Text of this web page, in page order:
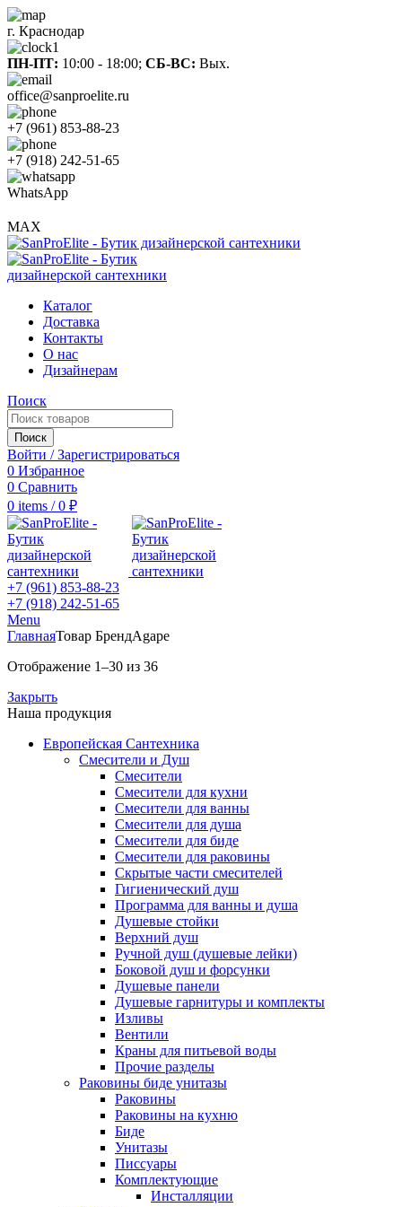
г. Краснодар
ПН-ПТ: 10:00 - 18:00; СБ-ВС: Вых.
office@sanproelite.ru
+7 (961) 853-88-23
+7 (918) 242-51-65
WhatsApp
MAX
Каталог
Доставка
Контакты
О нас
Дизайнерам
Поиск
Поиск
Войти / Зарегистрироваться
0 Избранное
0 Сравнить
0 items / 0 ₽
+7 (961) 853-88-23
+7 (918) 242-51-65
Menu
ГлавнаяТовар БрендAgape
Отображение 1–30 из 36
Закрыть
Наша продукция
Европейская Сантехника
Смесители и Душ
Смесители
Смесители для кухни
Смесители для ванны
Смесители для душа
Смесители для биде
Смесители для раковины
Скрытые части смесителей
Гигиенический душ
Программа для ванны и душа
Душевые стойки
Верхний душ
Ручной душ (душевые лейки)
Боковой душ и форсунки
Душевые панели
Душевые гарнитуры и комплекты
Изливы
Вентили
Краны для питьевой воды
Прочие разделы
Раковины биде унитазы
Раковины
Раковины на кухню
Биде
Унитазы
Писсуары
Комплектующие
Инсталляции